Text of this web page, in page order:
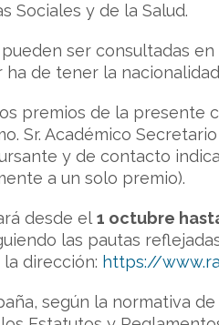
Sociales y de la Salud.
ser consultadas
de tener la
premios de la presente
Sr. Académico
y de contacto
a un solo premio).
desde el 1 octubre
las pautas
dirección: https://
según la normativa